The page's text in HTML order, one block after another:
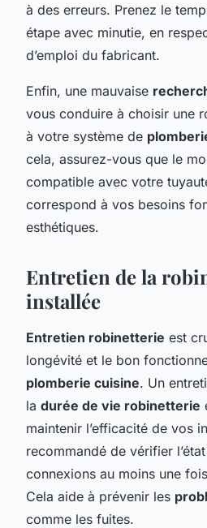
à des erreurs. Prenez le
étape avec minutie, en
d’emploi du fabricant.
Enfin, une mauvaise
vous conduire à choisir une
à votre système de
cela, assurez-vous que le
compatible avec votre
correspond à vos besoins
esthétiques.
Entretien de la
installée
Entretien robinetterie est
longévité et le bon
plomberie cuisine. Un
la durée de vie robinetterie
maintenir l’efficacité de vos
recommandé de vérifier
connexions au moins une
Cela aide à prévenir les
comme les fuites.